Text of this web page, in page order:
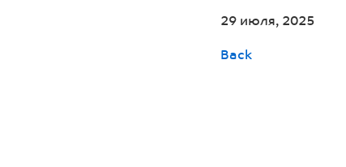
29 июля, 2025
Back